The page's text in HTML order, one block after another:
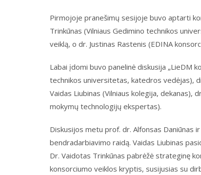
Pirmojoje pranešimų sesijoje buvo aptarti
Trinkūnas (Vilniaus Gedimino technikos
veiklą, o dr. Justinas Rastenis (EDINA
Labai įdomi buvo panelinė diskusija „LieDM
technikos universitetas, katedros vedėjas),
Vaidas Liubinas (Vilniaus kolegija, dekanas),
mokymų technologijų ekspertas).
Diskusijos metu prof. dr. Alfonsas Daniūnas
bendradarbiavimo raidą. Vaidas Liubinas
Dr. Vaidotas Trinkūnas pabrėžė strateginę
konsorciumo veiklos kryptis, susijusias su